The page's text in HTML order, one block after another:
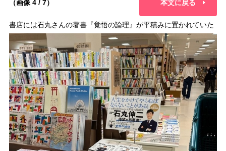
（画像 4 / 7） 本文に戻る
書店には石丸さんの著書『覚悟の論理』が平積みに置かれていた